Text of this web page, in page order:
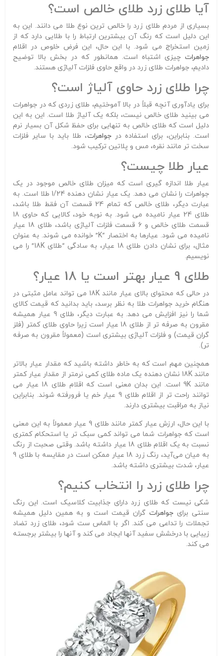
آیا طلای زرد طلای خالص است؟
بسیاری از مردم طلای زرد را خالص ترین نوع طلا می دانند. این به
این دلیل است که رنگ آن بیشترین ارتباط را با طلایی دارد که از
زمین استخراج می شود. با این حال، این فرض خلوص در اقلام
جواهرات چیزی اشتباه است. همانطور که در بخش بالا توضیح
دادیم، جواهرات طلای زرد در واقع حاوی فلزات آلیاژی هستند.
چرا طلای زرد حاوی آلیاژ است؟
برای یادآوری آنچه قبلاً در بالا آموختیم، طلای زردی که در جواهرات
می بینید طلای خالص نیست، بلکه یک آلیاژ طلا است. این به این
دلیل است که طلای خالص به تنهایی برای حفظ شکل آن بسیار نرم
است. بنابراین، برای استفاده درجواهرات، طلا باید با سایر فلزات
سخت تر مانند نقره، مس و پلاتین ترکیب شود.
عیار طلا چیست؟
عیار طلا اندازه گیری است که میزان طلای خالص موجود در یک
جواهرات را نشان می دهد. یک عیار نشان دهنده 1/24 طلا است. به
عبارت دیگر، طلای خالص که تمام 24 قسمت آن فقط طلا باشد،
طلای 24 عیار نامیده می شود. به نوبه خود، کالایی که حاوی 18
قسمت طلای خالص و 6 قسمت فلزات آلیاژی باشد، طلای 18 عیار
نامیده می شود. عیارها به اختصار “K” خوانده می شوند. به عنوان
مثال، برای نشان دادن طلای 18 عیار، به سادگی “طلای 18K” را می
نویسیم.
طلای 9 عیار بهتر است یا 18 عیار؟
در حالی که محتوای بالای عیار مانند 18K می تواند عامل مثبتی در
هنگام خرید جواهرات طلا به نظر برسد، باید بدانید که قیمت کالای
شما را نیز افزایش می دهد. به عبارت دیگر، طلای 9 عیار همیشه
مقرون به صرفه تر از طلای 18 عیار است زیرا حاوی طلای کمتر (فلز
گران قیمت) و فلزات آلیاژی بیشتری است (معمولاً مقرون به صرفه
تر).
همچنین مهم است که به خاطر داشته باشید که مقدار عیار بالاتر
مانند 18K نشان دهنده یک ماده طلای کمی نرمتر از مقدار عیار کمتر
مانند 9K است. این بدان معنی است که اقلام طلای 18 عیار می
توانند راحت تر از اقلام طلای 9 عیار خم یا فرورفته شوند. بنابراین
نیاز به مراقبت بیشتری دارند.
با این حال، ارزش عیار کمتر مانند طلای 9 عیار معمولاً به این معنی
است که جواهرات شما می تواند کمی سبک تر یا استحکام کمتری
نسبت به یک اقلام طلای 18 عیار داشته باشد. وقتی صحبت از رنگ
به میان می‌آید، رنگ زرد 18 عیار ممکن است در مقایسه با طلای 9
عیار، شدت بیشتری داشته باشد.
چرا طلای زرد را انتخاب کنیم؟
شکی نیست که طلای زرد دارای جذابیت کلاسیک است. این رنگ
سنتی برای جواهرات گران قیمت است و به همین دلیل همیشه
تجملات را تداعی می کند. اگر با الماس ست شود، طلای زرد تضاد
زیبایی با درخشش سفید آنها ایجاد می کند و آنها را بیشتر برجسته
می کند.